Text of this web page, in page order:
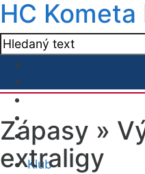
HC Kometa
Klub
Zápasy »
extraligy